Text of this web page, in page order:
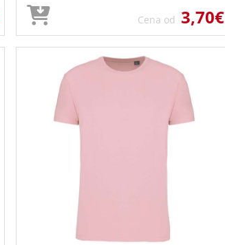
Cena od 3,70€